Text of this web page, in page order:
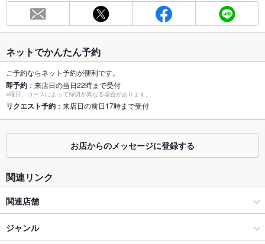
90席(王寺最大級40名迄◎仕切りを入れれば人数様に合わせて
個室に)
最大宴会収
容人数
40人(王寺エリア最大級40名迄収容可能な宴会個室を完備。)
個室
あり ：個室は2名様～最大40名様まで収容可能な完全個室を完
備しております。店内に喫煙ブースあり。
あり ：全席掘りごたつ席となっております。接待などマルチに
活用出来る完全個室をご用意しております。
カウンター
ソファー
なし ：ソファー席はございませんが、ひと目も気にせず寛げる
ネットでかんたん予約
ご予約ならネット予約が便利です。
即予約 ：来店日の当日22時まで受付
※曜日、コースによって締切が異なる場合があります。
リクエスト予約 ：来店日の前日17時まで受付
お店からのメッセージに登録する
関連リンク
関連店舗
くいもの屋わん 藤沢プライムビル店
ジャンル